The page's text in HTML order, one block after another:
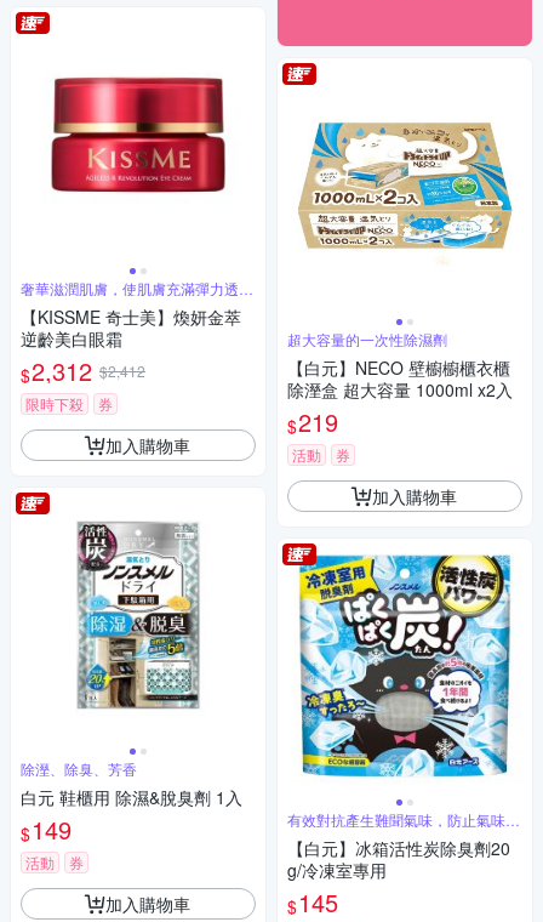
奢華滋潤肌膚，使肌膚充滿彈力透亮
美
【KISSME 奇士美】煥妍金萃
逆齡美白眼霜
$2,312 $2,412
限時下殺
券
加入購物車
除溼、除臭、芳香
白元 鞋櫃用 除濕&脫臭劑 1入
$149
活動 券
加入購物車
超大容量的一次性除濕劑
【白元】NECO 壁櫥櫥櫃衣櫃
除溼盒 超大容量 1000ml x2入
$219
活動 券
加入購物車
有效對抗產生難聞氣味，防止氣味轉
移食物上
【白元】冰箱活性炭除臭劑20
g/冷凍室專用
$145